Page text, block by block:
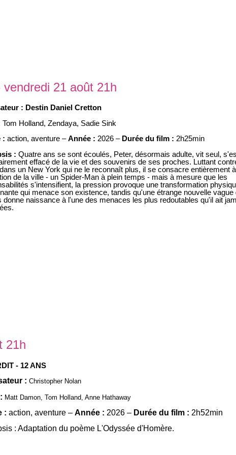
21 août 21h
: Destin Daniel Cretton
Tom Holland,Zendaya, Sadie Sink
: action, aventure –Année : 2026 – Durée du film : 2h25min
: Quatre ans se sont écoulés, Peter, désormais adulte, vit seul,
effacé de la vie et des souvenirs de ses proches. Luttant
un New York qui ne le reconnaît plus, il se consacre entièrement
de la ville - un Spider-Man à plein temps - mais à mesure que les
s'intensifient, la pression provoque une transformation
qui menace son existence, tandis qu'une étrange nouvelle vague
donne naissance à l'une des menaces les plus redoutables qu'il ait
21h
- 12 ANS
:Christopher Nolan
Matt Damon ,Tom Holland ,Anne Hathaway
: action, aventure –Année : 2026 – Durée du film : 2h52min
:Adaptation du poème L'Odyssée d'Homère.